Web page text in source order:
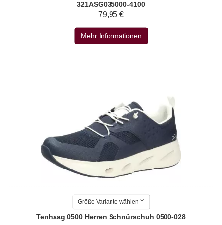
321ASG035000-4100
79,95 €
Mehr Informationen
Größe Variante wählen
Tenhaag 0500 Herren Schnürschuh 0500-028